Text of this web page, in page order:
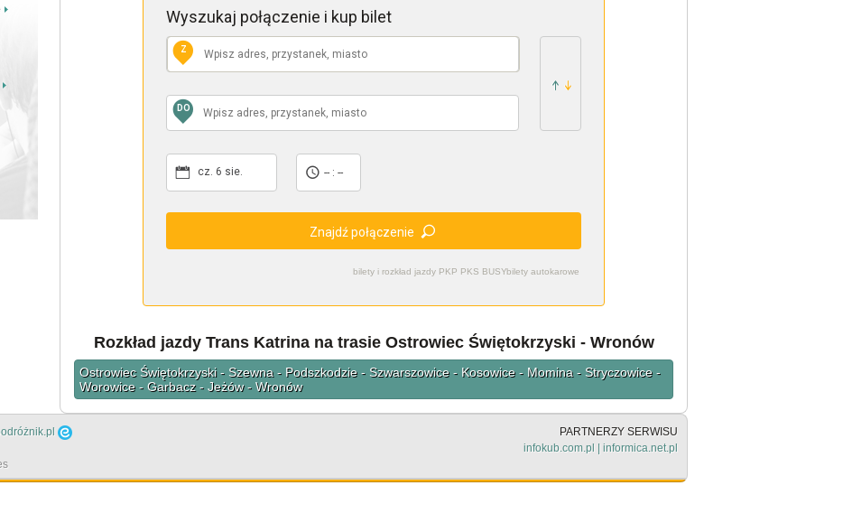
bilety i rozkład jazdy PKP PKS BUSYbilety autokarowe
Wyszukaj połączenie i kup bilet
Z
DO
cz. 6 sie. -- : --
Znajdź połączenie
Rozkład jazdy Trans Katrina na trasie Ostrowiec Świętokrzyski - Wronów
Ostrowiec Świętokrzyski - Szewna - Podszkodzie - Szwarszowice - Kosowice - Momina - Stryczowice -
Worowice - Garbacz - Jeżów - Wronów
PARTNERZY SERWISU
infokub.com.pl | informica.net.pl